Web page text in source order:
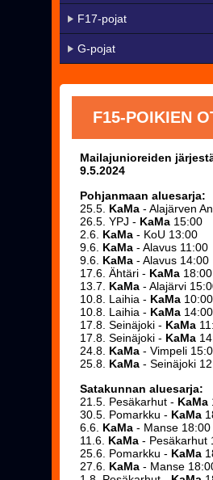
F17-pojat
G-pojat
F15-POIKIEN
Mailajunioreiden
9.5.2024
Pohjanmaan aluesarja:
25.5. KaMa - Alajärven
26.5. YPJ - KaMa 15:00
2.6. KaMa - KoU 13:00
9.6. KaMa - Alavus 11:00
9.6. KaMa - Alavus 14:00
17.6. Ähtäri - KaMa 18:00
13.7. KaMa - Alajärvi
10.8. Laihia - KaMa 10:00
10.8. Laihia - KaMa 14:00
17.8. Seinäjoki - KaMa
17.8. Seinäjoki - KaMa
24.8. KaMa - Vimpeli
25.8. KaMa - Seinäjoki
Satakunnan aluesarja:
21.5. Pesäkarhut - KaMa
30.5. Pomarkku - KaMa
6.6. KaMa - Manse 18:00
11.6. KaMa - Pesäkarhut
25.6. Pomarkku - KaMa
27.6. KaMa - Manse